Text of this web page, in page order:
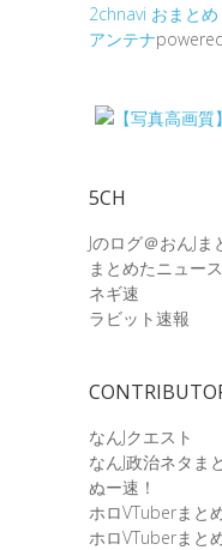
2chnavi おまとめ
アンテナ
5CH
Jのログ＠おんJ
まとめたニュース
ネギ速
ラビット速報
なんJクエスト
なんJ政治ネタま
ぬー速！
ホロVTuberまと
ホロVTuberまと